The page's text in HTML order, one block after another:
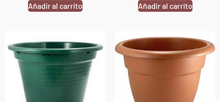
Añadir al carrito Añadir al carrito